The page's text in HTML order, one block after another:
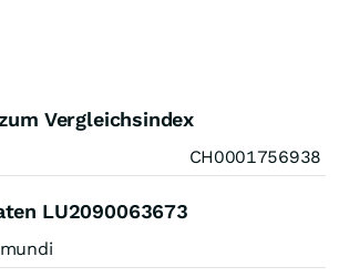
Vergleichsindex
CH0001756938
LU2090063673